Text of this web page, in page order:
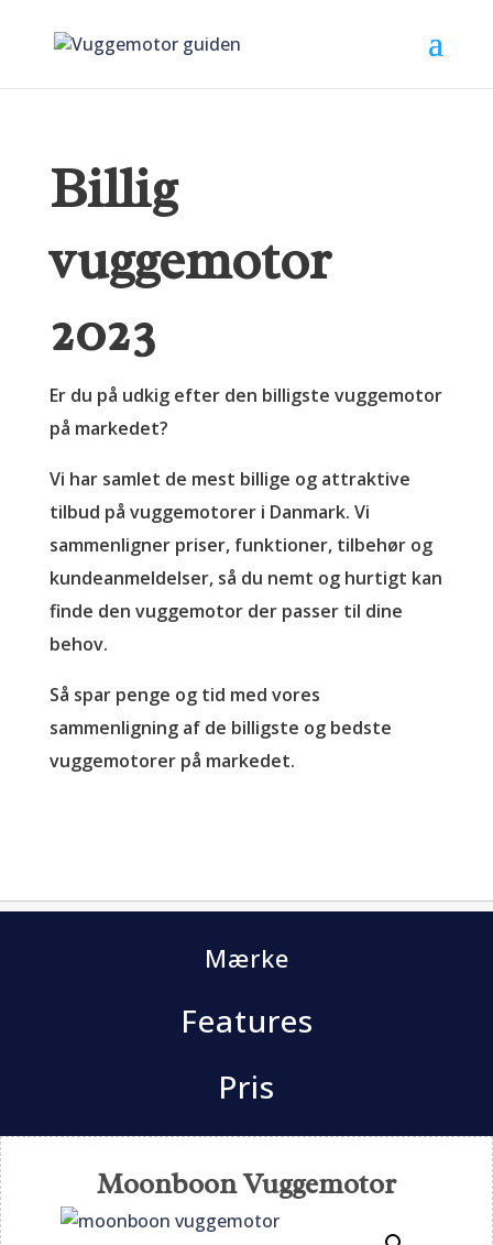
Billig
vuggemotor
2023
Er du på udkig efter den billigste vuggemotor
på markedet?
Vi har samlet de mest billige og attraktive
tilbud på vuggemotorer i Danmark. Vi
sammenligner priser, funktioner, tilbehør og
kundeanmeldelser, så du nemt og hurtigt kan
finde den vuggemotor der passer til dine
behov.
Så spar penge og tid med vores
sammenligning af de billigste og bedste
vuggemotorer på markedet.
Mærke
Features
Pris
Moonboon Vuggemotor